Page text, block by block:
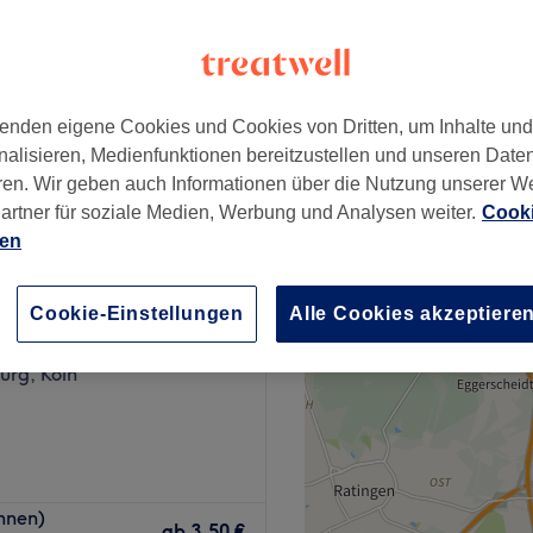
Ober Kopf
ab 45 €
Haar - bei Salon
die zu dir passt. Sei es
72 Bewertungen
Köln
eigene Cookies und Cookies von Dritten, um Inhalte
Medienfunktionen bereitzustellen und unseren
Wir geben auch Informationen über die Nutzung unserer
für soziale Medien, Werbung und Analysen weiter.
Cookie-Einstellungen Alle Cookies akzeptieren